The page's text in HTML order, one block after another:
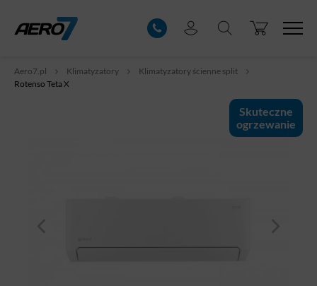
Aero7.pl Klimatyzatory
Klimatyzatory ścienne split
Rotenso Teta X
Skuteczne
ogrzewanie